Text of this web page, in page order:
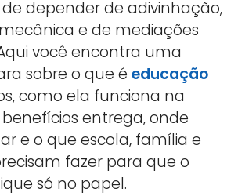
depender de adivinhação,
e de mediações
você encontra uma
sobre o que é educação
como ela funciona na
entrega, onde
e o que escola, família e
fazer para que o
só no papel.